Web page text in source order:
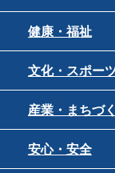
健康・福祉
文化・スポー
産業・まちづ
安心・安全